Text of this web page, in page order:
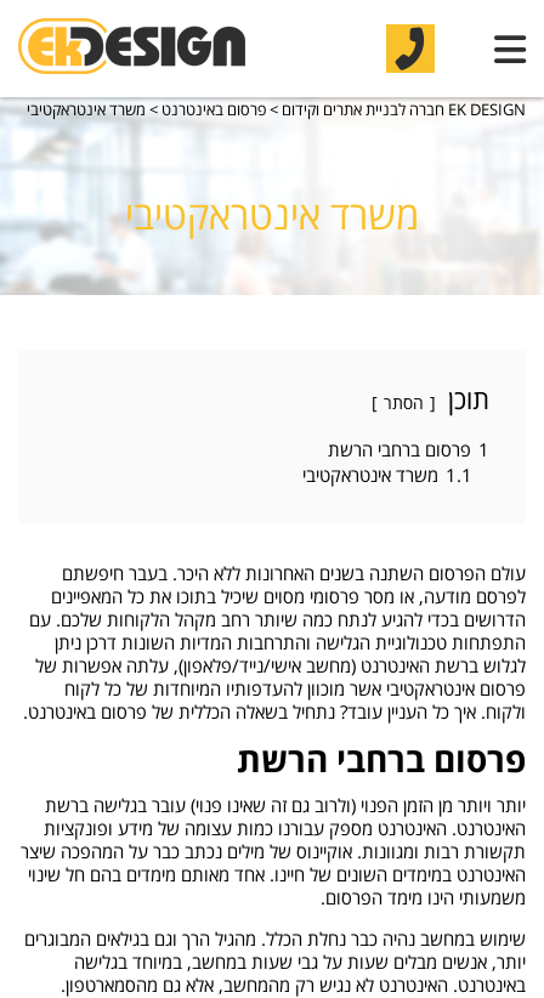
EK DESIGN חברה לבניית אתרים וקידום >פרסום באינטרנט > משרד אינטראקטיבי
משרד אינטראקטיבי
תוכן הסתר
1 פרסום ברחבי הרשת
1.1 משרד אינטראקטיבי
עולם הפרסום השתנה בשנים האחרונות ללא היכר. בעבר חיפשתם
לפרסם מודעה, או מסר פרסומי מסוים שיכיל בתוכו את כל המאפיינים
הדרושים בכדי להגיע לנתח כמה שיותר רחב מקהל הלקוחות שלכם. עם
התפתחות טכנולוגיית הגלישה והתרחבות המדיות השונות דרכן ניתן
לגלוש ברשת האינטרנט (מחשב אישי/נייד/פלאפון), עלתה אפשרות של
פרסום אינטראקטיבי אשר מוכוון להעדפותיו המיוחדות של כל לקוח
ולקוח. איך כל העניין עובד? נתחיל בשאלה הכללית של פרסום באינטרנט.
פרסום ברחבי הרשת
יותר ויותר מן הזמן הפנוי (ולרוב גם זה שאינו פנוי) עובר בגלישה ברשת
האינטרנט. האינטרנט מספק עבורנו כמות עצומה של מידע ופונקציות
תקשורת רבות ומגוונות. אוקיינוס של מילים נכתב כבר על המהפכה שיצר
האינטרנט במימדים השונים של חיינו. אחד מאותם מימדים בהם חל שינוי
משמעותי הינו מימד הפרסום.
שימוש במחשב נהיה כבר נחלת הכלל. מהגיל הרך וגם בגילאים המבוגרים
יותר, אנשים מבלים שעות על גבי שעות במחשב, במיוחד בגלישה
באינטרנט. האינטרנט לא נגיש רק מהמחשב, אלא גם מהסמארטפון.